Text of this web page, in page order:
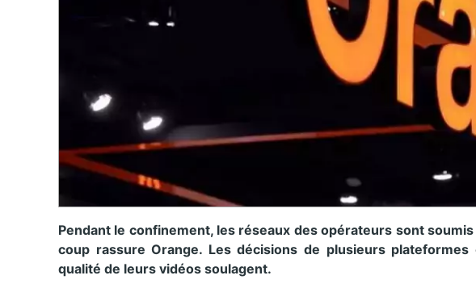
Pendant le confinement, les réseaux des opérateurs sont
coup rassure Orange. Les décisions de plusieurs
qualité de leurs vidéos soulagent.